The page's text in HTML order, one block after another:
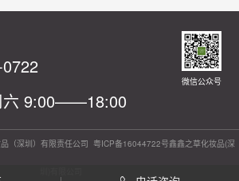
六 9:00——18:00
微信公众号
（深圳）有限责任公司 粤ICP备16044722号鑫鑫之草化妆品(深